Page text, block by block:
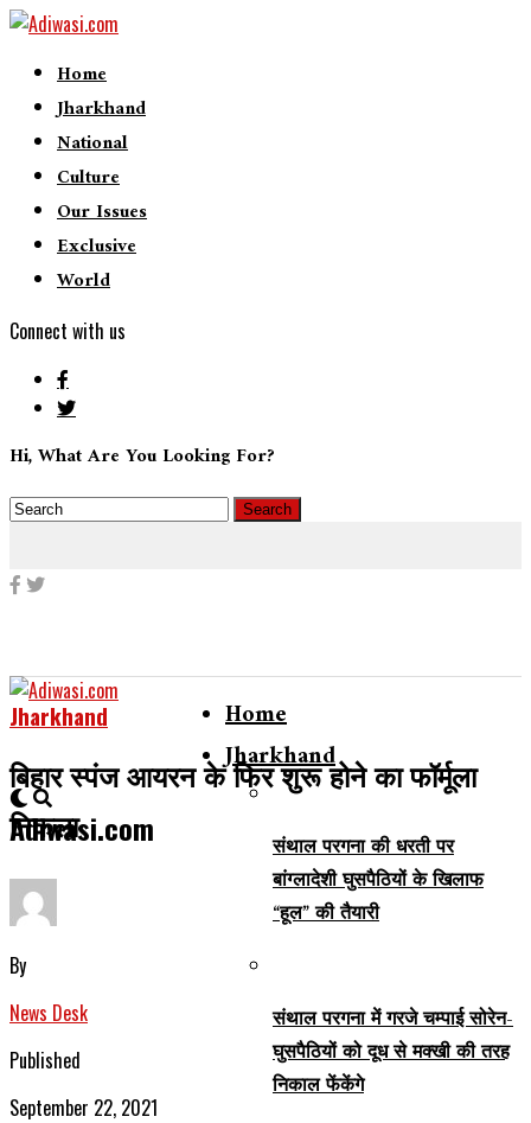
Home
Jharkhand
National
Culture
Our Issues
Exclusive
World
Connect with us
Hi, What Are You Looking For?
Adiwasi.com
Home
Jharkhand
संथाल परगना की धरती पर
बांग्लादेशी घुसपैठियों के खिलाफ
“हूल” की तैयारी
संथाल परगना में गरजे चम्पाई सोरेन-
घुसपैठियों को दूध से मक्खी की तरह
निकाल फेंकेंगे
Jharkhand
बिहार स्पंज आयरन के फिर शुरू होने का फॉर्मूला
निकला
By
News Desk
Published
September 22, 2021